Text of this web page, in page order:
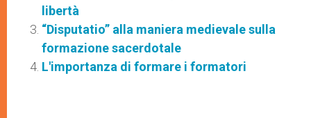
libertà
“Disputatio” alla maniera medievale sulla
formazione sacerdotale
L'importanza di formare i formatori